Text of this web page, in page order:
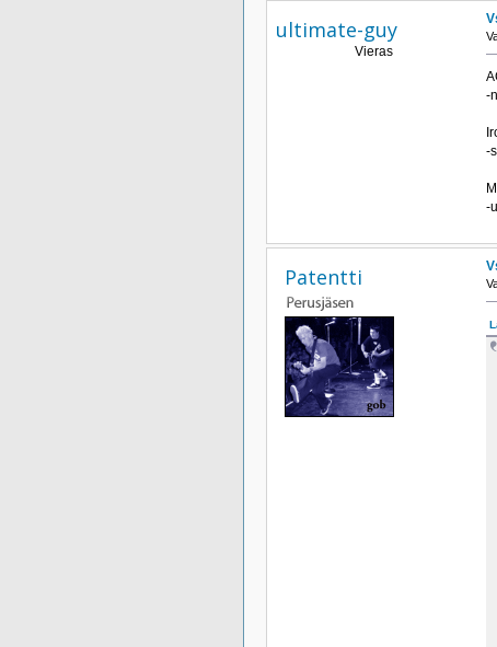
ultimate-guy
Vieras
-
-
-
Patentti